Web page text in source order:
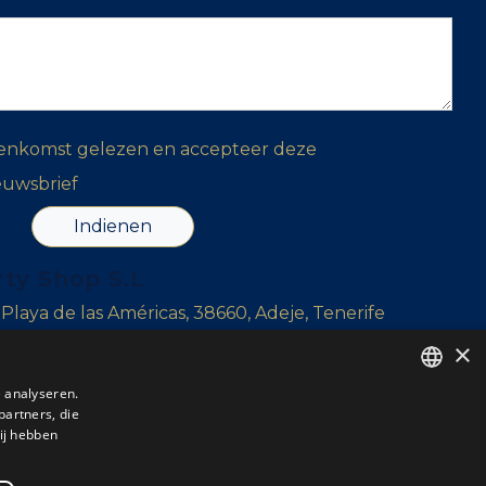
gelezen en accepteer deze
Indienen
de las Américas, 38660, Adeje, Tenerife
38639, Tenerife
Sur, Tenerife
×
die
hebben